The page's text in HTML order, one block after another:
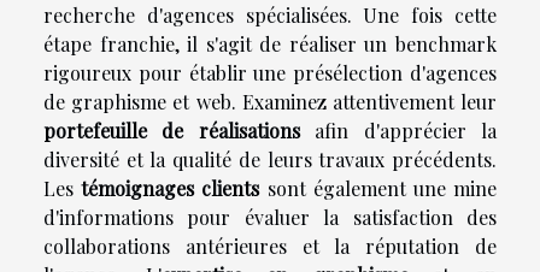
recherche d'agences spécialisées. Une fois cette
étape franchie, il s'agit de réaliser un benchmark
rigoureux pour établir une présélection d'agences
de graphisme et web. Examinez attentivement leur
portefeuille de réalisationsafin d'apprécier la
diversité et la qualité de leurs travaux précédents.
Lestémoignages clientssont également une mine
d'informations pour évaluer la satisfaction des
collaborations antérieures et la réputation de